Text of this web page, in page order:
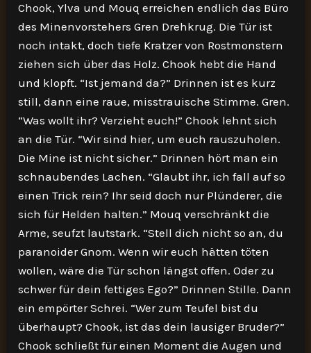
Chook, Ylva und Mouq erreichen endlich das Büro
des Minenvorstehers Gren Drehkrug. Die Tür ist
noch intakt, doch tiefe Kratzer von Rostmonstern
ziehen sich über das Holz. Chook hebt die Hand
und klopft. “Ist jemand da?” Drinnen ist es kurz
still, dann eine raue, misstrauische Stimme. Gren.
“Was wollt ihr? Verzieht euch!” Chook lehnt sich
an die Tür. “Wir sind hier, um euch rauszuholen.
Die Mine ist nicht sicher.” Drinnen hört man ein
schnaubendes Lachen. “Glaubt ihr, ich fall auf so
einen Trick rein? Ihr seid doch nur Plünderer, die
sich für Helden halten.” Mouq verschränkt die
Arme, seufzt lautstark. “Stell dich nicht so an, du
paranoider Gnom. Wenn wir euch hätten töten
wollen, wäre die Tür schon längst offen. Oder zu
schwer für dein fettiges Ego?” Drinnen Stille. Dann
ein empörter Schrei. “Wer zum Teufel bist du
überhaupt? Chook, ist das dein lausiger Bruder?”
Chook schließt für einen Moment die Augen und